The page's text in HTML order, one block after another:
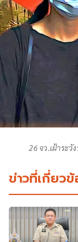
26 จว.เฝ้าระ
ข่าวที่เกี่ยว